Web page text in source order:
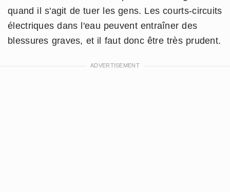
quand il s'agit de tuer les gens. Les courts-circuits
électriques dans l'eau peuvent entraîner des
blessures graves, et il faut donc être très prudent.